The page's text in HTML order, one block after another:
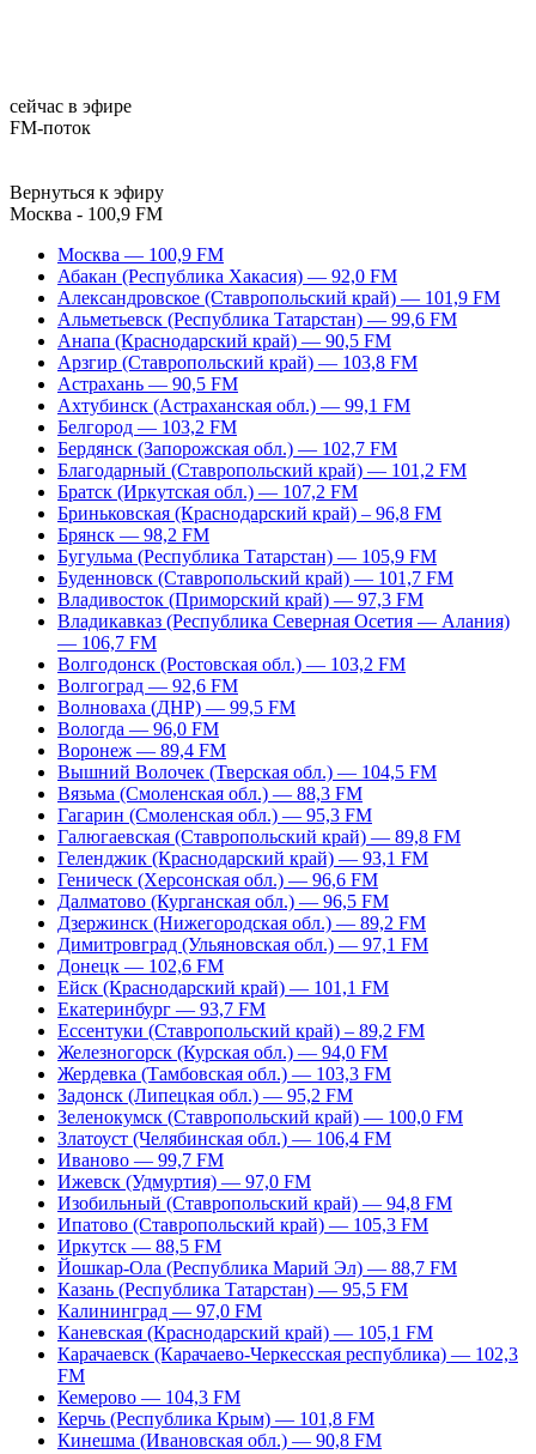
сейчас в эфире
FM-поток
Вернуться к эфиру
Москва - 100,9 FM
Москва — 100,9 FM
Абакан (Республика Хакасия) — 92,0 FM
Александровское (Ставропольский край) — 101,9 FM
Альметьевск (Республика Татарстан) — 99,6 FM
Анапа (Краснодарский край) — 90,5 FM
Арзгир (Ставропольский край) — 103,8 FM
Астрахань — 90,5 FM
Ахтубинск (Астраханская обл.) — 99,1 FM
Белгород — 103,2 FM
Бердянск (Запорожская обл.) — 102,7 FM
Благодарный (Ставропольский край) — 101,2 FM
Братск (Иркутская обл.) — 107,2 FM
Бриньковская (Краснодарский край) – 96,8 FM
Брянск — 98,2 FM
Бугульма (Республика Татарстан) — 105,9 FM
Буденновск (Ставропольский край) — 101,7 FM
Владивосток (Приморский край) — 97,3 FM
Владикавказ (Республика Северная Осетия — Алания)
— 106,7 FM
Волгодонск (Ростовская обл.) — 103,2 FM
Волгоград — 92,6 FM
Волноваха (ДНР) — 99,5 FM
Вологда — 96,0 FM
Воронеж — 89,4 FM
Вышний Волочек (Тверская обл.) — 104,5 FM
Вязьма (Смоленская обл.) — 88,3 FM
Гагарин (Смоленская обл.) — 95,3 FM
Галюгаевская (Ставропольский край) — 89,8 FM
Геленджик (Краснодарский край) — 93,1 FM
Геническ (Херсонская обл.) — 96,6 FM
Далматово (Курганская обл.) — 96,5 FM
Дзержинск (Нижегородская обл.) — 89,2 FM
Димитровград (Ульяновская обл.) — 97,1 FM
Донецк — 102,6 FM
Ейск (Краснодарский край) — 101,1 FM
Екатеринбург — 93,7 FM
Ессентуки (Ставропольский край) – 89,2 FM
Железногорск (Курская обл.) — 94,0 FM
Жердевка (Тамбовская обл.) — 103,3 FM
Задонск (Липецкая обл.) — 95,2 FM
Зеленокумск (Ставропольский край) — 100,0 FM
Златоуст (Челябинская обл.) — 106,4 FM
Иваново — 99,7 FM
Ижевск (Удмуртия) — 97,0 FM
Изобильный (Ставропольский край) — 94,8 FM
Ипатово (Ставропольский край) — 105,3 FM
Иркутск — 88,5 FM
Йошкар-Ола (Республика Марий Эл) — 88,7 FM
Казань (Республика Татарстан) — 95,5 FM
Калининград — 97,0 FM
Каневская (Краснодарский край) — 105,1 FM
Карачаевск (Карачаево-Черкесская республика) — 102,3
FM
Кемерово — 104,3 FM
Керчь (Республика Крым) — 101,8 FM
Кинешма (Ивановская обл.) — 90,8 FM